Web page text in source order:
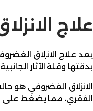
علاج
يعد علاج الانزلاق
بدقتها وقلة الآثار
الانزلاق الغضروفي هو
الفقري، مما يضغط على